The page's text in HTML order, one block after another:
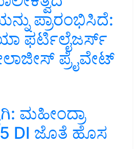
ಪ್ರಾರಂಭಿಸಿದೆ:
ಫರ್ಟಿಲೈಜರ್ಸ್
ಪ್ರೈವೇಟ್
ಮಹೀಂದ್ರಾ
DI ಜೊತೆ ಹೊಸ